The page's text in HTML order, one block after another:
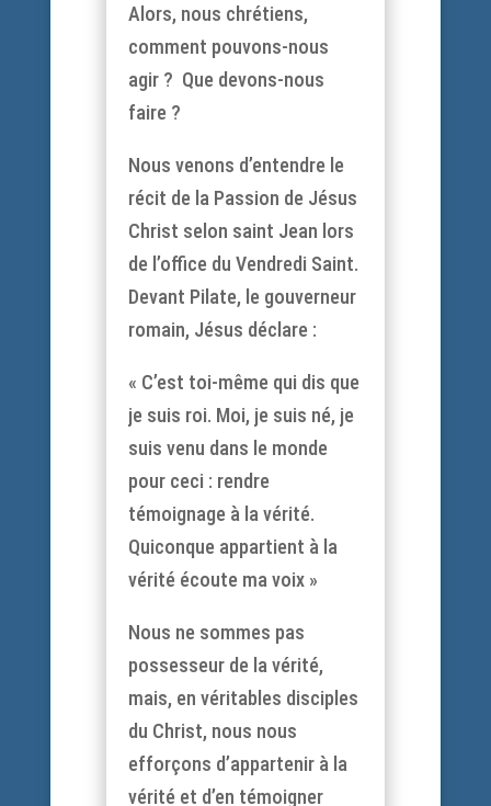
Alors, nous chrétiens,
comment pouvons-nous
agir ? Que devons-nous
faire ?
Nous venons d’entendre le
récit de la Passion de Jésus
Christ selon saint Jean lors
de l’office du Vendredi Saint.
Devant Pilate, le gouverneur
romain, Jésus déclare :
« C’est toi-même qui dis que
je suis roi. Moi, je suis né, je
suis venu dans le monde
pour ceci : rendre
témoignage à la vérité.
Quiconque appartient à la
vérité écoute ma voix »
Nous ne sommes pas
possesseur de la vérité,
mais, en véritables disciples
du Christ, nous nous
efforçons d’appartenir à la
vérité et d’en témoigner